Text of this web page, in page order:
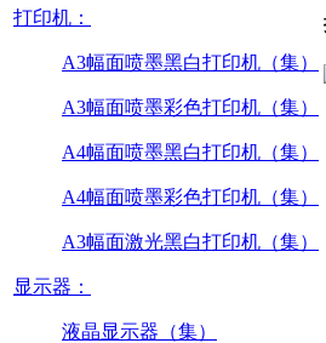
打印机：
A3幅面喷墨黑白打印机（集）
A3幅面喷墨彩色打印机（集）
A4幅面喷墨黑白打印机（集）
A4幅面喷墨彩色打印机（集）
A3幅面激光黑白打印机（集）
显示器：
液晶显示器（集）